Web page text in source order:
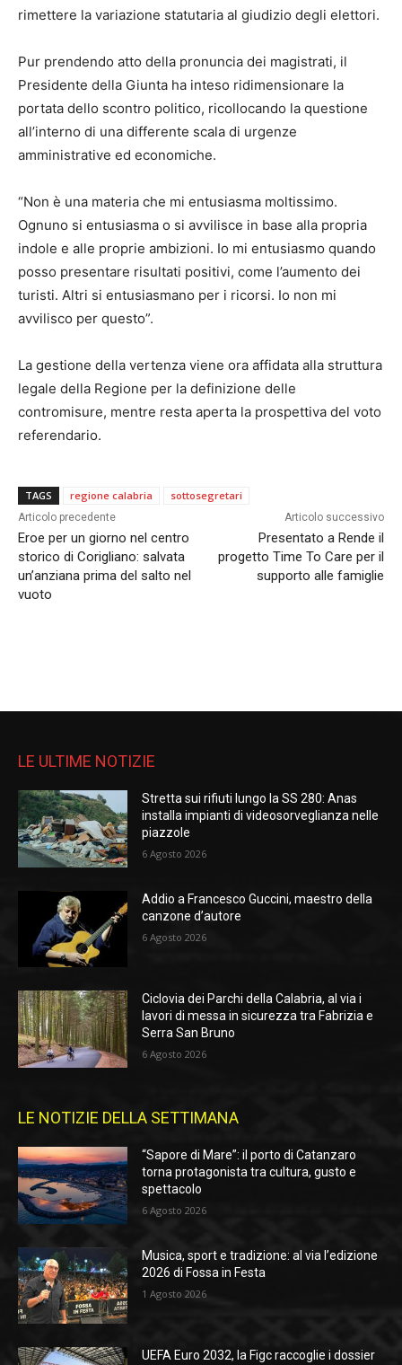
rimettere la variazione statutaria al giudizio degli elettori.
Pur prendendo atto della pronuncia dei magistrati, il
Presidente della Giunta ha inteso ridimensionare la
portata dello scontro politico, ricollocando la questione
all’interno di una differente scala di urgenze
amministrative ed economiche.
“Non è una materia che mi entusiasma moltissimo.
Ognuno si entusiasma o si avvilisce in base alla propria
indole e alle proprie ambizioni. Io mi entusiasmo quando
posso presentare risultati positivi, come l’aumento dei
turisti. Altri si entusiasmano per i ricorsi. Io non mi
avvilisco per questo”.
La gestione della vertenza viene ora affidata alla struttura
legale della Regione per la definizione delle
contromisure, mentre resta aperta la prospettiva del voto
referendario.
TAGS regione calabria sottosegretari
Articolo precedente
Eroe per un giorno nel centro
storico di Corigliano: salvata
un’anziana prima del salto nel
vuoto
Articolo successivo
Presentato a Rende il
progetto Time To Care per il
supporto alle famiglie
LE ULTIME NOTIZIE
Stretta sui rifiuti lungo la SS 280: Anas
installa impianti di videosorveglianza nelle
piazzole
6 Agosto 2026
Addio a Francesco Guccini, maestro della
canzone d’autore
6 Agosto 2026
Ciclovia dei Parchi della Calabria, al via i
lavori di messa in sicurezza tra Fabrizia e
Serra San Bruno
6 Agosto 2026
LE NOTIZIE DELLA SETTIMANA
“Sapore di Mare”: il porto di Catanzaro
torna protagonista tra cultura, gusto e
spettacolo
6 Agosto 2026
Musica, sport e tradizione: al via l’edizione
2026 di Fossa in Festa
1 Agosto 2026
UEFA Euro 2032, la Figc raccoglie i dossier